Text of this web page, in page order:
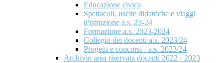
Educazione civica
Spettacoli, uscite didattiche e viaggi
d'istruzione a.s. 23-24
Formazione a.s. 2023-2024
Collegio dei docenti a.s. 2023/24
Progetti e concorsi - a.s. 2023/24
Archivio area riservata docenti 2022 - 2023